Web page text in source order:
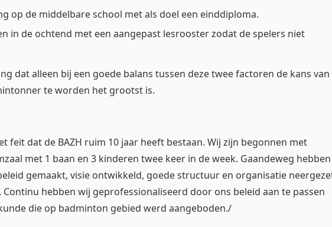
op de middelbare school met als doel een einddiploma.
in de ochtend met een aangepast lesrooster zodat de spelers niet
dat alleen bij een goede balans tussen deze twee factoren de kans van
te worden het grootst is.
feit dat de BAZH ruim 10 jaar heeft bestaan. Wij zijn begonnen met
met 1 baan en 3 kinderen twee keer in de week. Gaandeweg hebben
gemaakt, visie ontwikkeld, goede structuur en organisatie
hebben wij geprofessionaliseerd door ons beleid aan te passen
die op badminton gebied werd aangeboden./